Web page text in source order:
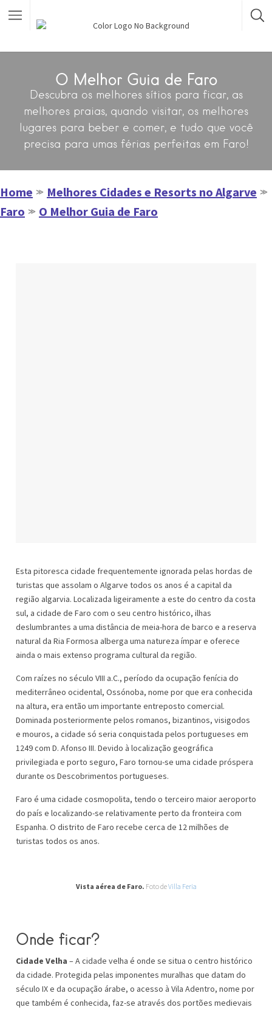
O Melhor Guia de Faro
Descubra os melhores sítios para ficar, as
melhores praias, quando visitar, os melhores
lugares para beber e comer, e tudo que você
precisa para umas férias perfeitas em Faro!
Home ≫ Melhores Cidades e Resorts no Algarve ≫
Faro ≫ O Melhor Guia de Faro
Esta pitoresca cidade frequentemente ignorada pelas hordas de
turistas que assolam o Algarve todos os anos é a capital da
região algarvia. Localizada ligeiramente a este do centro da costa
sul, a cidade de Faro com o seu centro histórico, ilhas
deslumbrantes a uma distância de meia-hora de barco e a reserva
natural da Ria Formosa alberga uma natureza ímpar e oferece
ainda o mais extenso programa cultural da região.
Com raízes no século VIII a.C., período da ocupação fenícia do
mediterrâneo ocidental, Ossónoba, nome por que era conhecida
na altura, era então um importante entreposto comercial.
Dominada posteriormente pelos romanos, bizantinos, visigodos
e mouros, a cidade só seria conquistada pelos portugueses em
1249 com D. Afonso III. Devido à localização geográfica
privilegiada e porto seguro, Faro tornou-se uma cidade próspera
durante os Descobrimentos portugueses.
Faro é uma cidade cosmopolita, tendo o terceiro maior aeroporto
do país e localizando-se relativamente perto da fronteira com
Espanha. O distrito de Faro recebe cerca de 12 milhões de
turistas todos os anos.
Vista aérea de Faro. Foto deVilla Feria
Onde ficar?
Cidade Velha – A cidade velha é onde se situa o centro histórico
da cidade. Protegida pelas imponentes muralhas que datam do
século IX e da ocupação árabe, o acesso à Vila Adentro, nome por
que também é conhecida, faz-se através dos portões medievais